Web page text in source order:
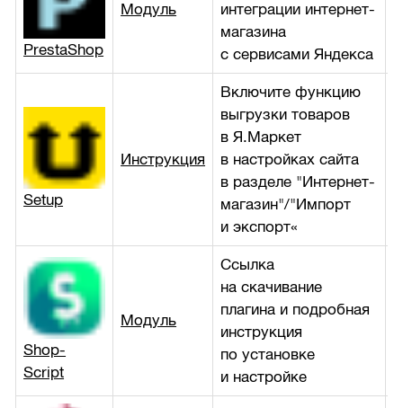
PrestaShop
Модуль
интеграции интернет-
магазина
с сервисами Яндекса
Setup
Инструкция
Включите функцию
выгрузки товаров
в Я.Маркет
в настройках сайта
в разделе "Интернет-
магазин"/"Импорт
и экспорт«
Shop-
Script
Модуль
Ссылка
на скачивание
плагина и подробная
инструкция
по установке
и настройке